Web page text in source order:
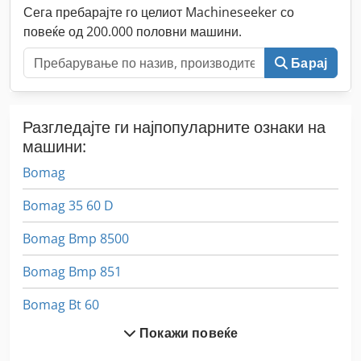
Сега пребарајте го целиот Machineseeker со
повеќе од 200.000 половни машини.
Барај
Разгледајте ги најпопуларните ознаки на
машини:
Bomag
Bomag 35 60 D
Bomag Bmp 8500
Bomag Bmp 851
Bomag Bt 60
Покажи повеќе